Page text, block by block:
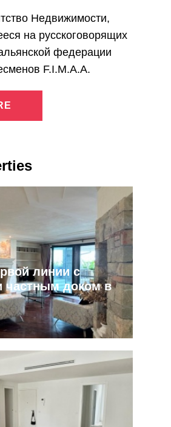
Недвижимости,
на русскоговорящих
федерации
F.I.M.A.A.
линии с
частным доком в